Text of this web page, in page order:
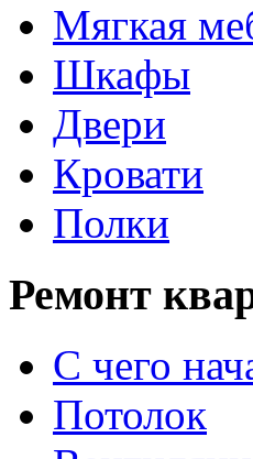
Мягкая
Шкафы
Двери
Кровати
Полки
Ремонт
С чего
Потолок